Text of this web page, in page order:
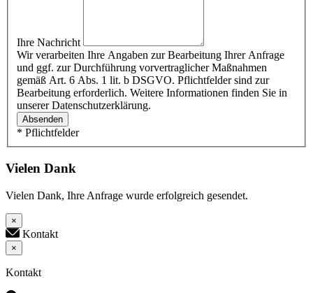
Ihre Nachricht
Wir verarbeiten Ihre Angaben zur Bearbeitung Ihrer Anfrage
und ggf. zur Durchführung vorvertraglicher Maßnahmen
gemäß Art. 6 Abs. 1 lit. b DSGVO. Pflichtfelder sind zur
Bearbeitung erforderlich. Weitere Informationen finden Sie in
unserer Datenschutzerklärung.
Absenden
* Pflichtfelder
Vielen Dank
Vielen Dank, Ihre Anfrage wurde erfolgreich gesendet.
×
Kontakt
×
Kontakt